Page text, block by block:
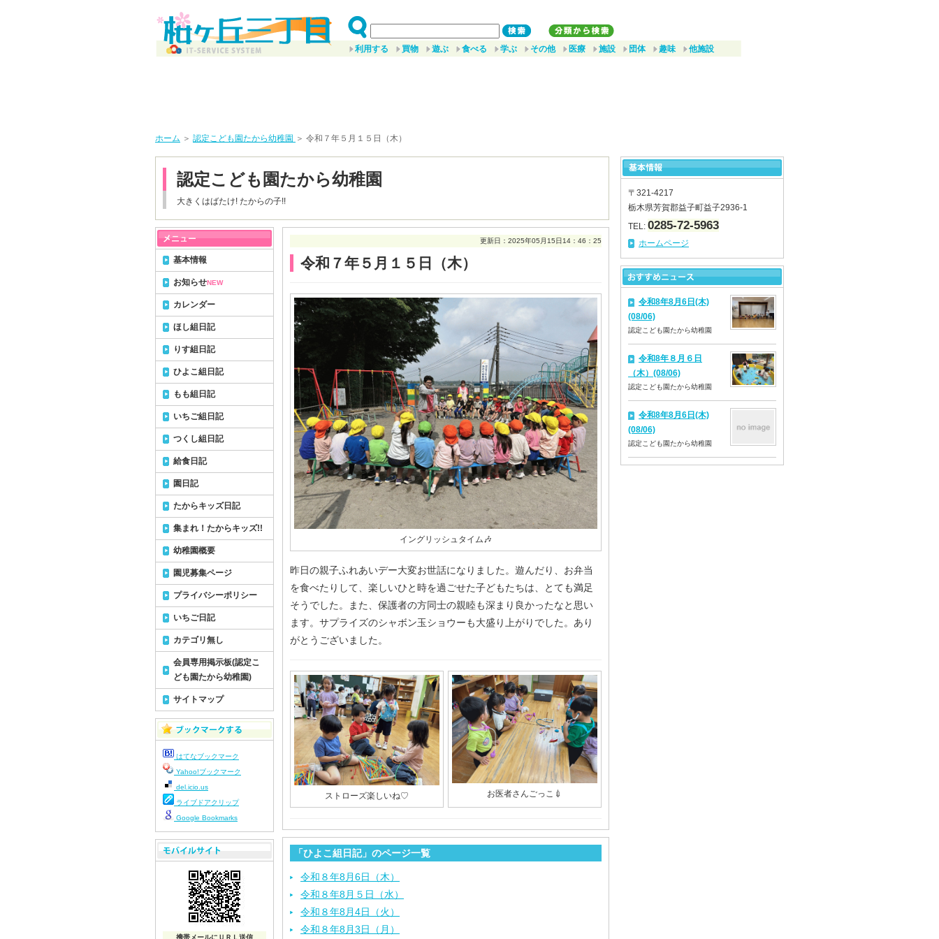
利用する 買物 遊ぶ 食べる 学ぶ その他 医療 施設 団体 趣味 他施設
ホーム ＞ 認定こども園たから幼稚園 ＞ 令和７年５月１５日（木）
認定こども園たから幼稚園
大きくはばたけ! たからの子!!
更新日：2025年05月15日14：46：25
令和７年５月１５日（木）
イングリッシュタイム🎶
昨日の親子ふれあいデー大変お世話になりました。遊んだり、お弁当
を食べたりして、楽しいひと時を過ごせた子どもたちは、とても満足
そうでした。また、保護者の方同士の親睦も深まり良かったなと思い
ます。サプライズのシャボン玉ショウーも大盛り上がりでした。あり
がとうございました。
ストローズ楽しいね♡ お医者さんごっこ💉
「ひよこ組日記」のページ一覧
令和８年8月6日（木）
令和８年8月５日（水）
令和８年8月4日（火）
令和８年8月3日（月）
基本情報
お知らせNEW
カレンダー
ほし組日記
りす組日記
ひよこ組日記
もも組日記
いちご組日記
つくし組日記
給食日記
園日記
たからキッズ日記
集まれ！たからキッズ!!
幼稚園概要
園児募集ページ
プライバシーポリシー
いちご日記
カテゴリ無し
会員専用掲示板(認定こ
ども園たから幼稚園)
サイトマップ
はてなブックマーク
Yahoo!ブックマーク
del.icio.us
ライブドアクリップ
Google Bookmarks
携帯メールにＵＲＬ送信
〒321-4217
栃木県芳賀郡益子町益子2936-1
TEL: 0285-72-5963
ホームページ
令和8年8月6日(木)
(08/06)
認定こども園たから幼稚園
令和8年８月６日
（木）(08/06)
認定こども園たから幼稚園
令和8年8月6日(木)
(08/06)
認定こども園たから幼稚園